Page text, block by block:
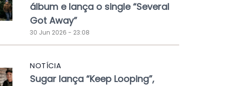
álbum e lança o single “Several
Got Away”
30 Jun 2026 - 23:08
NOTÍCIA
Sugar lança “Keep Looping”,